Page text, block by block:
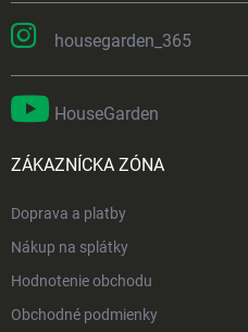
housegarden_365
HouseGarden
ZÁKAZNÍCKA ZÓNA
Doprava a platby
Nákup na splátky
Hodnotenie obchodu
Obchodné podmienky